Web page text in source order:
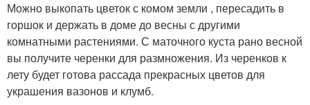
Можно выкопать цветок с комом земли , пересадить в
горшок и держать в доме до весны с другими
комнатными растениями. С маточного куста рано весной
вы получите черенки для размножения. Из черенков к
лету будет готова рассада прекрасных цветов для
украшения вазонов и клумб.